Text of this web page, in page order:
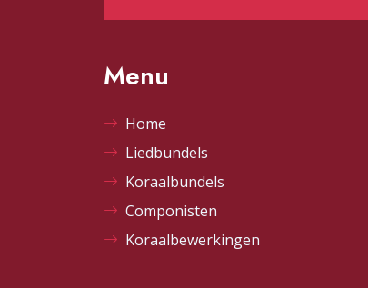
Menu
Home
Liedbundels
Koraalbundels
Componisten
Koraalbewerkingen